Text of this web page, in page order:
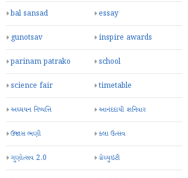
bal sansad essay
gunotsav inspire awards
parinam patrako school
science fair timetable
અધ્યયન નિષ્પત્તિ આનંદદાયી શનિવાર
ઉજાસ ભણી કલા ઉત્સવ
ગુણોત્સવ 2.0 ગ્રેચ્યુઇટી